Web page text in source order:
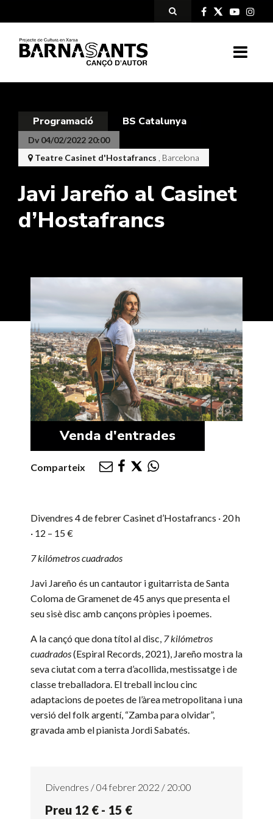
Programació BS Catalunya
Dv 04/02/2022 20:00
Teatre Casinet d'Hostafrancs
, Barcelona
Javi Jareño al Casinet
d’Hostafrancs
Venda d'entrades
Comparteix
Divendres 4 de febrerCasinet d’Hostafrancs · 20 h
· 12 – 15 €
7 kilómetros cuadrados
Javi Jareño és un cantautor i guitarrista de Santa
Coloma de Gramenet de 45 anys que presenta el
seu sisè disc amb cançons pròpies i poemes.
A la cançó que dona títol al disc, 7 kilómetros
cuadrados(Espiral Records, 2021), Jareño mostra la
seva ciutat com a terra d’acollida, mestissatge i de
classe treballadora. El treball inclou cinc
adaptacions de poetes de l’àrea metropolitana i una
versió del folk argentí, “Zamba para olvidar”,
gravada amb el pianista Jordi Sabatés.
Divendres / 04 febrer 2022 / 20:00
Preu 12 € - 15 €